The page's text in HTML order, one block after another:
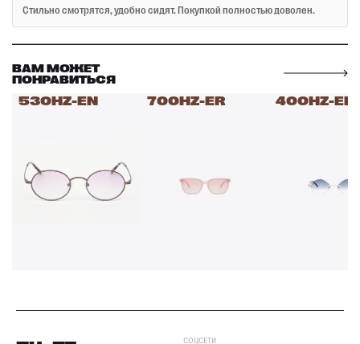
Стильно смотрятся, удобно сидят. Покупкой полностью доволен.
ВАМ МОЖЕТ
ПОНРАВИТЬСЯ
530HZ-EN 700HZ-ER 400HZ-EN
СОЦСЕТИ